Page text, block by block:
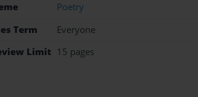
Poetry
Term
Everyone
Limit 15 pages